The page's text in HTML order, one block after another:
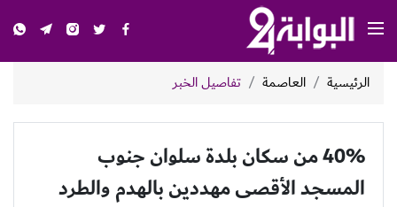
الرئيسية العاصمة تفاصيل الخبر
40% من سكان بلدة سلوان جنوب
المسجد الأقصى مهددين بالهدم والطرد